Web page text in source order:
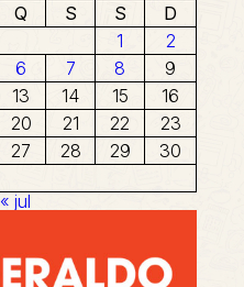
Q S S
D
1
2
6 7 8
9
13 14 15
16
20 21 22
23
27 28 29
30
« jul